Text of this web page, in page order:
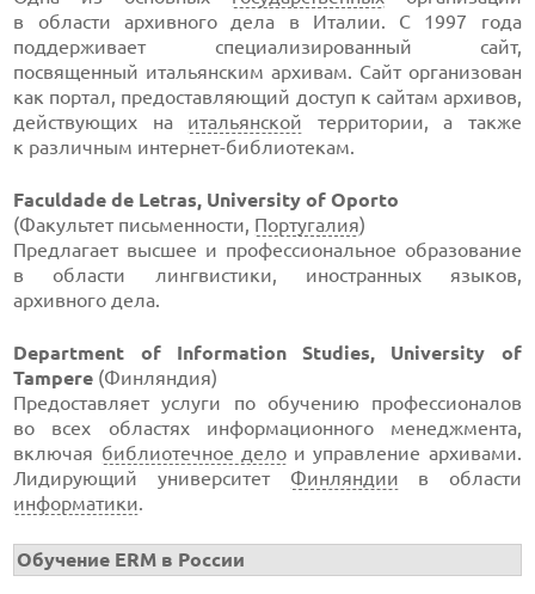
в области архивного дела в Италии. С 1997 года
поддерживает специализированный сайт,
посвященный итальянским архивам. Сайт организован
как портал, предоставляющий доступ к сайтам архивов,
действующих на итальянской территории, а также
к различным интернет-библиотекам.
Faculdade de Letras, University of Oporto
(Факультет письменности, Португалия)
Предлагает высшее и профессиональное образование
в области лингвистики, иностранных языков,
архивного дела.
Department of Information Studies, University of
Tampere (Финляндия)
Предоставляет услуги по обучению профессионалов
во всех областях информационного менеджмента,
включая библиотечное делои управление архивами.
Лидирующий университет Финляндии в области
информатики.
Обучение ERM в России